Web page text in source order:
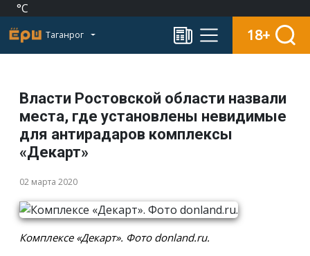
°C
Таганрог 18+
Власти Ростовской области назвали
места, где установлены невидимые
для антирадаров комплексы
«Декарт»
02 марта 2020
Комплексе «Декарт». Фото donland.ru.